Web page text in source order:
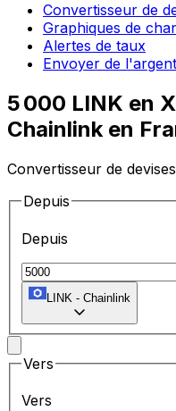
Convertisseur de
Graphiques de
Alertes de taux
Envoyer de l'argent
5 000 LINK en
Chainlink en
Convertisseur de
Depuis
Depuis
LINK - Chainlink
Vers
Vers